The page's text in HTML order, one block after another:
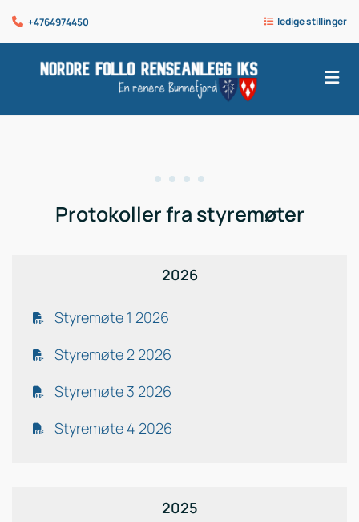
 +4764974450  ledige stillinger
Protokoller fra styremøter
2026
Styremøte 1 2026
Styremøte 2 2026
Styremøte 3 2026
Styremøte 4 2026
2025